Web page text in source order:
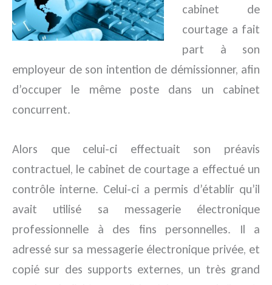
cabinet de
courtage a fait
part à son
employeur de son intention de démissionner, afin
d’occuper le même poste dans un cabinet
concurrent.
Alors que celui-ci effectuait son préavis
contractuel, le cabinet de courtage a effectué un
contrôle interne. Celui-ci a permis d’établir qu’il
avait utilisé sa messagerie électronique
professionnelle à des fins personnelles. Il a
adressé sur sa messagerie électronique privée, et
copié sur des supports externes, un très grand